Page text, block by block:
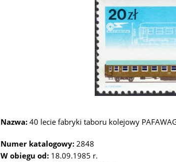
Nazwa: 40 lecie fabryki taboru kolejowy
Numer katalogowy: 2848
W obiegu od: 18.09.1985 r.